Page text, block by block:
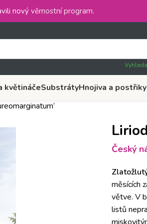
nový věrnostní program.
květináčeSubstrátyHnojiva a postřiky
Český
měsících
větve. V
listů